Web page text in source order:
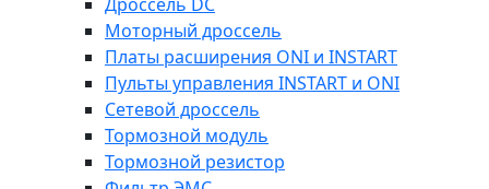
Моторный дроссель
Платы расширения ONI и INSTART
Пульты управления INSTART и ONI
Сетевой дроссель
Тормозной модуль
Тормозной резистор